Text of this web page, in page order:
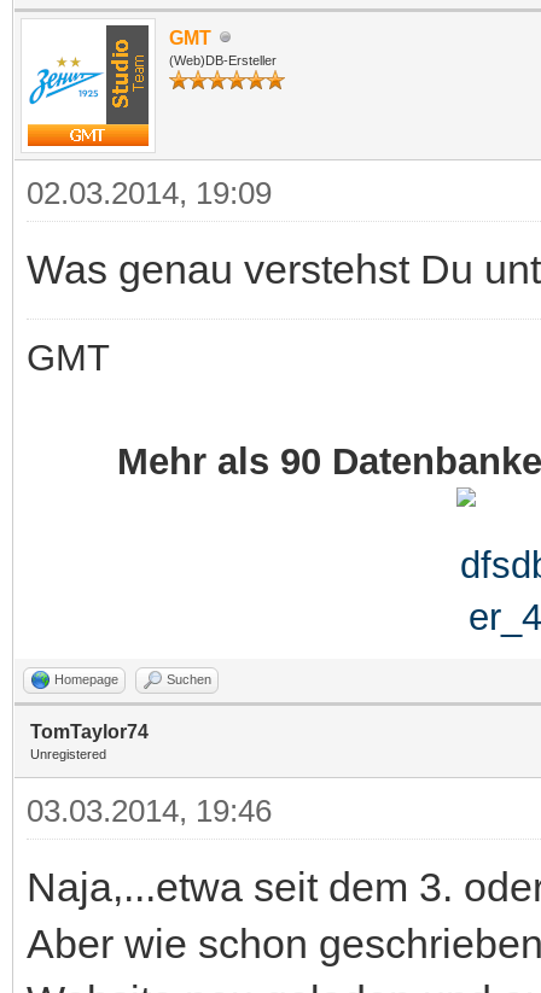
GMT
(Web)DB-Ersteller
02.03.2014, 19:09
Was genau verstehst Du
GMT
Mehr als 90
Homepage Suchen
TomTaylor74
Unregistered
03.03.2014, 19:46
Naja,...etwa seit dem 3.
Aber wie schon